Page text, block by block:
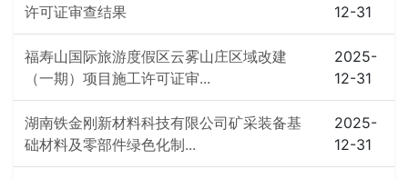
许可证审查结果
12-31
福寿山国际旅游度假区云雾山庄区域改建
（一期）项目施工许可证审...
2025-
12-31
湖南铁金刚新材料科技有限公司矿采装备基
础材料及零部件绿色化制...
2025-
12-31